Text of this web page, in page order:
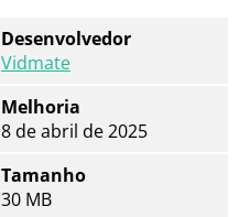
Desenvolvedor
Vidmate
Melhoria
8 de abril de 2025
Tamanho
30 MB